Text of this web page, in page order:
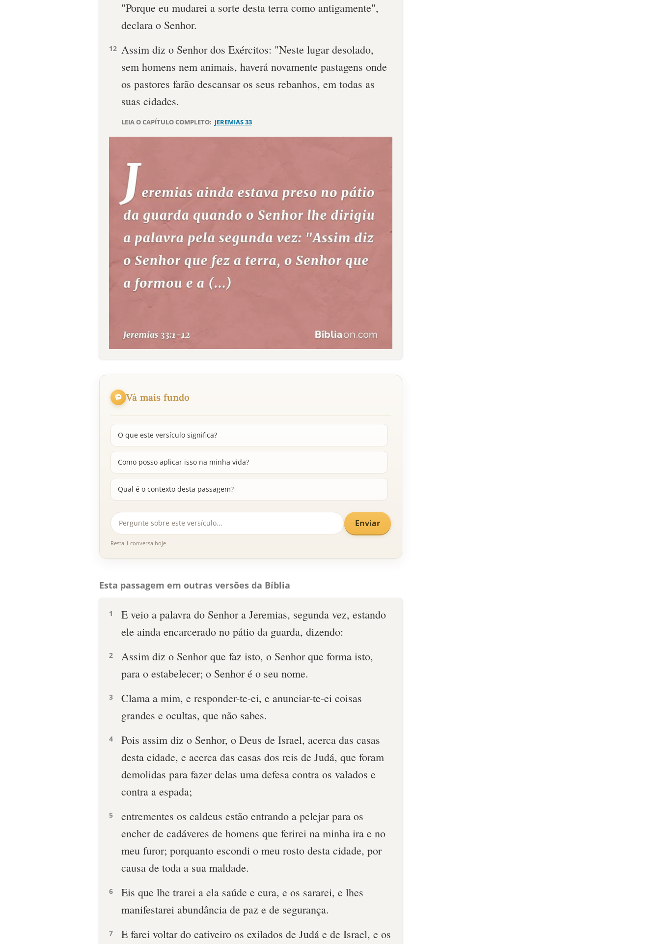
"Porque eu mudarei a sorte desta terra como antigamente",
declara o Senhor.
12 Assim diz o Senhor dos Exércitos: "Neste lugar desolado,
sem homens nem anima­is, haverá novamente pastagens onde
os pastores farão descansar os seus rebanhos, em todas as
suas cidades.
LEIA O CAPÍTULO COMPLETO: JEREMIAS 33
Vá mais fundo
O que este versículo significa?
Como posso aplicar isso na minha vida?
Qual é o contexto desta passagem?
Enviar
Resta 1 conversa hoje
Esta passagem em outras versões da Bíblia
1
E veio a palavra do Senhor a Jeremias, segunda vez, estando
ele ainda encarcerado no pátio da guarda, dizendo:
2
Assim diz o Senhor que faz isto, o Senhor que forma isto,
para o estabelecer; o Senhor é o seu nome.
3
Clama a mim, e responder-te-ei, e anunciar-te-ei coisas
grandes e ocultas, que não sabes.
4
Pois assim diz o Senhor, o Deus de Israel, acerca das casas
desta cidade, e acerca das casas dos reis de Judá, que foram
demolidas para fazer delas uma defesa contra os valados e
contra a espada;
5
entrementes os caldeus estão entrando a pelejar para os
encher de cadáveres de homens que ferirei na minha ira e no
meu furor; porquanto escondi o meu rosto desta cidade, por
causa de toda a sua maldade.
6
Eis que lhe trarei a ela saúde e cura, e os sararei, e lhes
manifestarei abundância de paz e de segurança.
7 E farei voltar do cativeiro os exilados de Judá e de Israel, e os